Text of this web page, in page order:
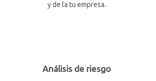
y de la tu empresa.
Análisis de riesgo